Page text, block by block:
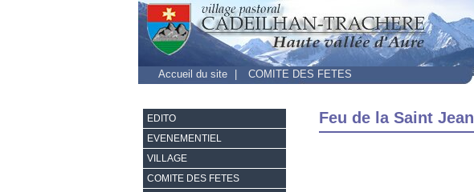
Accueil du site COMITE DES FETES
Feu de la Saint Jean
EDITO
EVENEMENTIEL
VILLAGE
COMITE DES FETES